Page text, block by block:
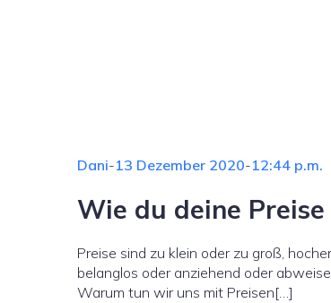
Dani-13 Dezember 2020-12:44 p.m.
Wie du deine
Preise sind zu klein oder zu groß,
belanglos oder anziehend oder
Warum tun wir uns mit Preisen[…]